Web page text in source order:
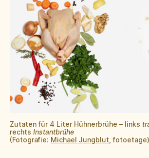
Zutaten für 4 Liter Hühnerbrühe – links
rechts Instantbrühe
(Fotografie: Michael Jungblut , fotoetage)